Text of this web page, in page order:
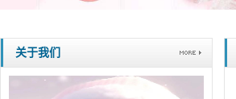
关于我们